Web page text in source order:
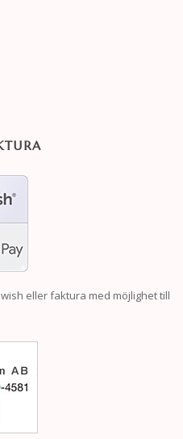
eller faktura med möjlighet till